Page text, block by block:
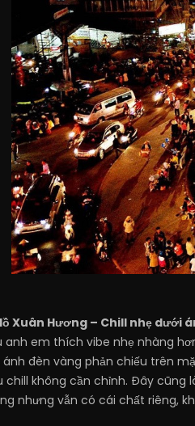
Xuân Hương – Chill nhẹ dưới
anh em thích vibe nhẹ nhàng
ánh đèn vàng phản chiếu trên
chill không cần chỉnh. Đây cũng
nhưng vẫn có cái chất riêng,